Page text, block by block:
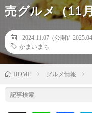
売グルメ（11
2024.11.07 (公開)/
かまいまち
HOME グルメ情報